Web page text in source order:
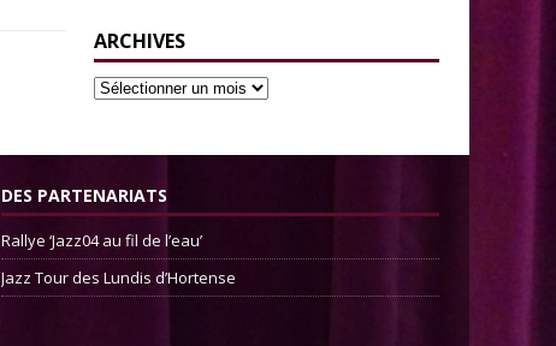
ARCHIVES
DES PARTENARIATS
Rallye ‘Jazz04 au fil de l’eau’
Jazz Tour des Lundis d’Hortense